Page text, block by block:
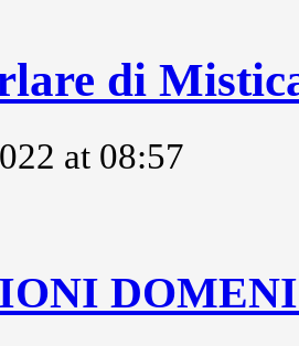
di
at 08:57